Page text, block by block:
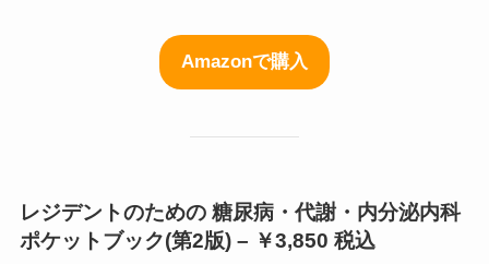
Amazonで購入
レジデントのための 糖尿病・代謝・内分泌内科
ポケットブック(第2版) – ￥3,850 税込